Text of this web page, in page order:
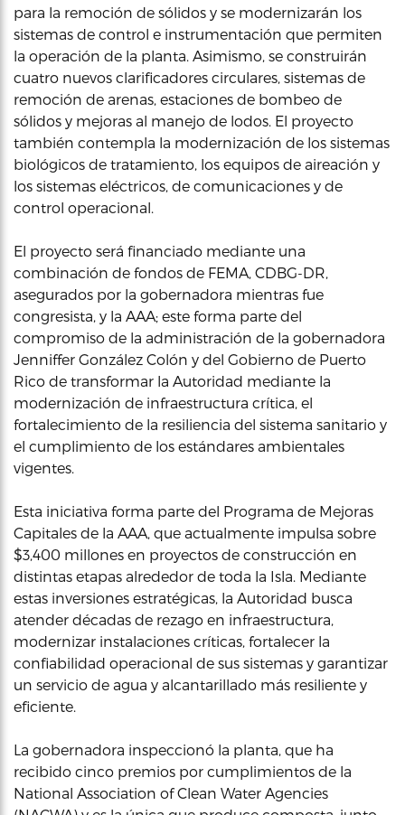
para la remoción de sólidos y se modernizarán los
sistemas de control e instrumentación que permiten
la operación de la planta. Asimismo, se construirán
cuatro nuevos clarificadores circulares, sistemas de
remoción de arenas, estaciones de bombeo de
sólidos y mejoras al manejo de lodos. El proyecto
también contempla la modernización de los sistemas
biológicos de tratamiento, los equipos de aireación y
los sistemas eléctricos, de comunicaciones y de
control operacional.
El proyecto será financiado mediante una
combinación de fondos de FEMA, CDBG-DR,
asegurados por la gobernadora mientras fue
congresista, y la AAA; este forma parte del
compromiso de la administración de la gobernadora
Jenniffer González Colón y del Gobierno de Puerto
Rico de transformar la Autoridad mediante la
modernización de infraestructura crítica, el
fortalecimiento de la resiliencia del sistema sanitario y
el cumplimiento de los estándares ambientales
vigentes.
Esta iniciativa forma parte del Programa de Mejoras
Capitales de la AAA, que actualmente impulsa sobre
$3,400 millones en proyectos de construcción en
distintas etapas alrededor de toda la Isla. Mediante
estas inversiones estratégicas, la Autoridad busca
atender décadas de rezago en infraestructura,
modernizar instalaciones críticas, fortalecer la
confiabilidad operacional de sus sistemas y garantizar
un servicio de agua y alcantarillado más resiliente y
eficiente.
La gobernadora inspeccionó la planta, que ha
recibido cinco premios por cumplimientos de la
National Association of Clean Water Agencies